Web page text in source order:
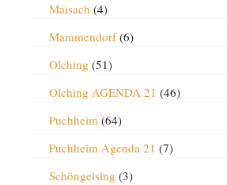
Maisach (4)
Mammendorf(6)
Olching (51)
Olching AGENDA 21 (46)
Puchheim(64)
Puchheim Agenda 21 (7)
Schöngeising (3)